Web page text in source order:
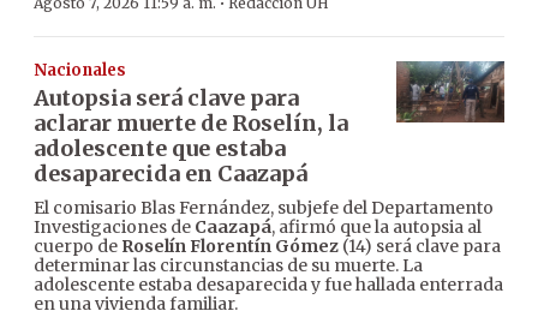
Nacionales
Autopsia será clave para
aclarar muerte de Roselín, la
adolescente que estaba
desaparecida en Caazapá
El comisario Blas Fernández, subjefe del Departamento
Investigaciones de Caazapá, afirmó que la autopsia al
cuerpo de Roselín Florentín Gómez (14) será clave para
determinar las circunstancias de su muerte. La
adolescente estaba desaparecida y fue hallada enterrada
en una vivienda familiar.